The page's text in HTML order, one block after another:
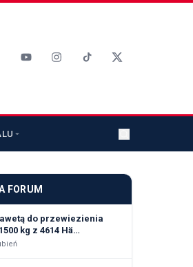
FORUM
do przewiezienia
kg z 4614 Hä…